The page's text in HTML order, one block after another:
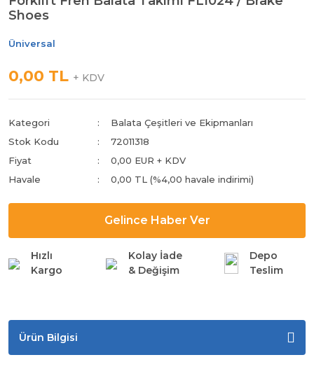
Shoes
Üniversal
0,00 TL + KDV
Kategori
Balata Çeşitleri ve Ekipmanları
Stok Kodu
72011318
Fiyat
0,00 EUR + KDV
Havale
0,00 TL (%4,00 havale indirimi)
Gelince Haber Ver
Hızlı
Kargo
Kolay İade
& Değişim
Depo
Teslim
Ürün Bilgisi